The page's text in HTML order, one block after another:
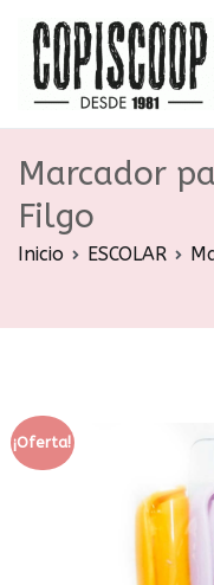
contenido
Copiscoop
Librería – Gráfica –
Marcador
Filgo
Inicio ESCOLAR
¡Oferta!